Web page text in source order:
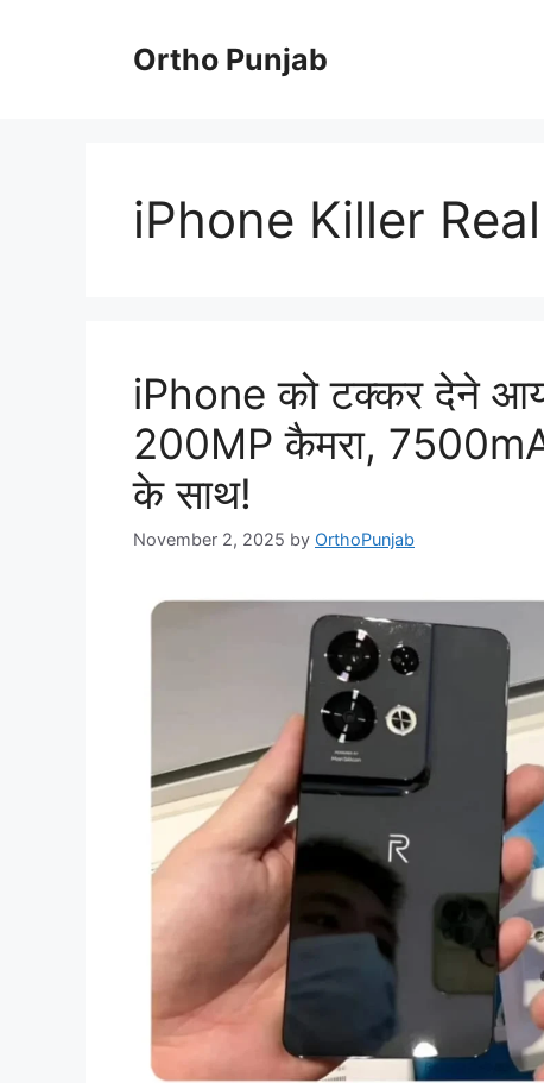
Ortho Punjab
iPhone Killer
iPhone को टक्कर देने
200MP कैमरा,
के साथ!
November 2, 2025 by OrthoPunjab